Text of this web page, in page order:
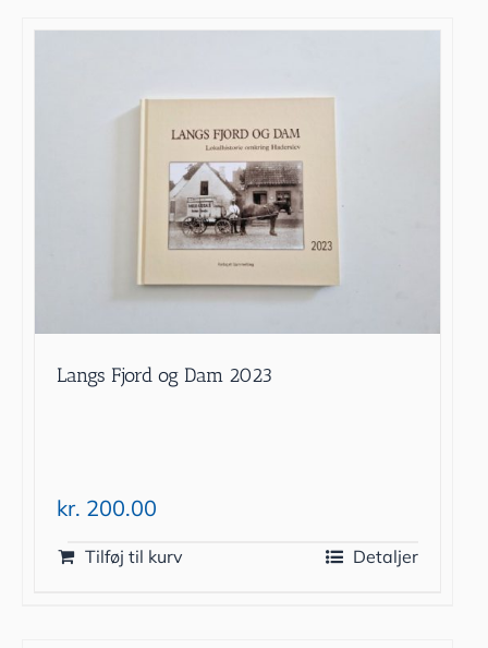
Langs Fjord og Dam 2023
kr. 200.00
Tilføj til kurv Detaljer